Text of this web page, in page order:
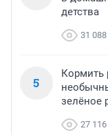
детства
31 088
5
Кормить
зелёное
27 116